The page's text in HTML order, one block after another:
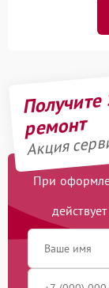
ремонт
Акция
При